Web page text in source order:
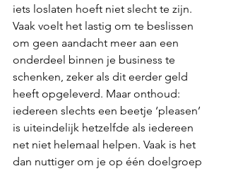
iets loslaten hoeft niet slecht te zijn.
Vaak voelt het lastig om te beslissen
om geen aandacht meer aan een
onderdeel binnen je business te
schenken, zeker als dit eerder geld
heeft opgeleverd. Maar onthoud:
iedereen slechts een beetje ‘pleasen’
is uiteindelijk hetzelfde als iedereen
net niet helemaal helpen. Vaak is het
dan nuttiger om je op één doelgroep